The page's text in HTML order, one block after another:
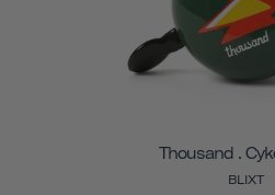
Thousand .
BLIXT